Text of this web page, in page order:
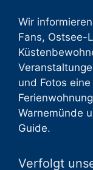
Wir
Fans, Ostsee-
und Fotos eine
Warnemünde
Guide.
Verfolgt